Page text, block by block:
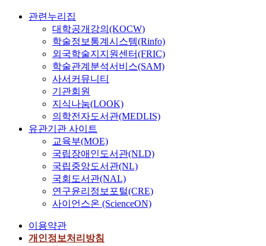
관련누리집
대학공개강의(KOCW)
학술정보통계시스템(Rinfo)
외국학술지지원센터(FRIC)
학술관계분석서비스(SAM)
사서커뮤니티
기관회원
지식나눔(LOOK)
의학전자도서관(MEDLIS)
유관기관 사이트
교육부(MOE)
국립장애인도서관(NLD)
국립중앙도서관(NL)
국회도서관(NAL)
연구윤리정보포털(CRE)
사이언스온 (ScienceON)
이용약관
개인정보처리방침